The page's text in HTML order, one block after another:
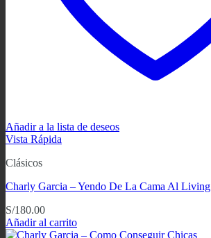
Añadir a la lista de deseos
Vista Rápida
Clásicos
Charly Garcia ‎– Yendo De La Cama Al Living
S/180.00
Añadir al carrito